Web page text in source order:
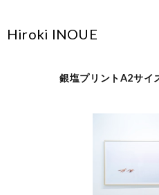
Hiroki INOUE
銀塩プリントA2サ